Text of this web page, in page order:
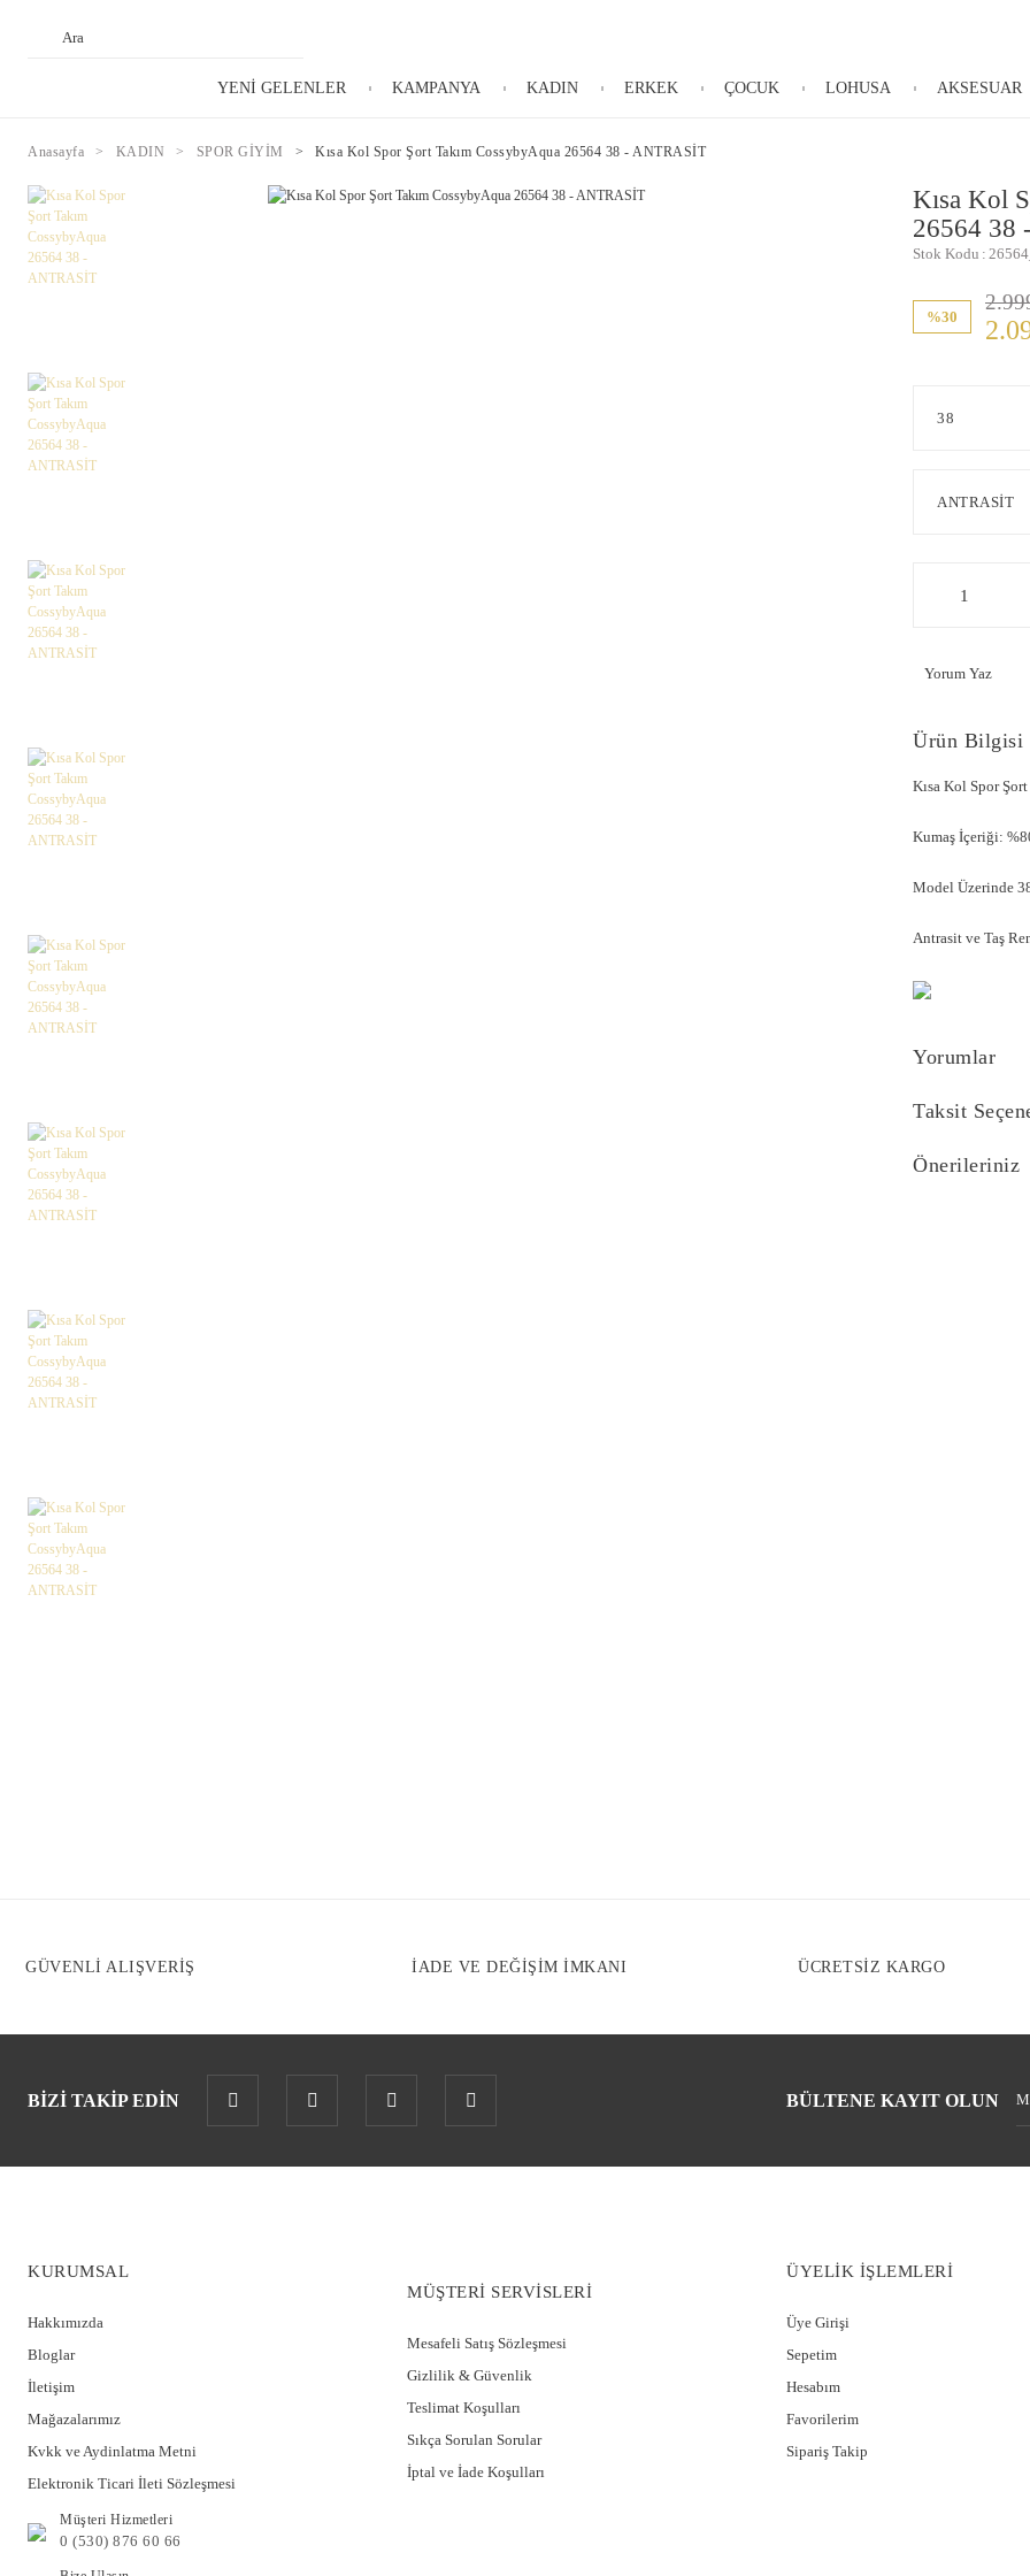
YENİ GELENLER KAMPANYA KADIN ERKEK ÇOCUK LOHUSA AKSESUAR
Anasayfa KADIN SPOR GİYİM Kısa Kol Spor Şort Takım CossybyAqua 26564 38 - ANTRASİT
Kısa Kol
26564 38
Stok Kodu
%30
Yorum Yaz
Ürün Bilgisi
Kısa Kol Spor
Kumaş İçeriği:
Model Üzerinde
Antrasit ve Taş
Yorumlar
Taksit
Önerileriniz
GÜVENLİ ALIŞVERİŞ İADE VE DEĞİŞİM İMKANI ÜCRETSİZ KARGO
BİZİ TAKİP EDİN BÜLTENE KAYIT OLUN
KURUMSAL
Hakkımızda
Bloglar
İletişim
Mağazalarımız
Kvkk ve Aydinlatma Metni
Elektronik Ticari İleti Sözleşmesi
MÜŞTERİ SERVİSLERİ
Mesafeli Satış Sözleşmesi
Gizlilik & Güvenlik
Teslimat Koşulları
Sıkça Sorulan Sorular
İptal ve İade Koşulları
ÜYELİK İŞLEMLERİ
Üye Girişi
Sepetim
Hesabım
Favorilerim
Sipariş Takip
Müşteri Hizmetleri
0 (530) 876 60 66